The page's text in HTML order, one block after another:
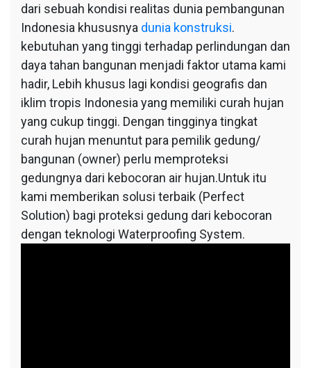
dari sebuah kondisi realitas dunia pembangunan
Indonesia khususnya dunia konstruksi.
kebutuhan yang tinggi terhadap perlindungan dan
daya tahan bangunan menjadi faktor utama kami
hadir, Lebih khusus lagi kondisi geografis dan
iklim tropis Indonesia yang memiliki curah hujan
yang cukup tinggi. Dengan tingginya tingkat
curah hujan menuntut para pemilik gedung/
bangunan (owner) perlu memproteksi
gedungnya dari kebocoran air hujan.Untuk itu
kami memberikan solusi terbaik (Perfect
Solution) bagi proteksi gedung dari kebocoran
dengan teknologi Waterproofing System.